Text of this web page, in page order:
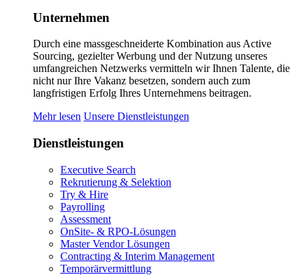
Unternehmen
Durch eine massgeschneiderte Kombination aus Active
Sourcing, gezielter Werbung und der Nutzung unseres
umfangreichen Netzwerks vermitteln wir Ihnen Talente, die
nicht nur Ihre Vakanz besetzen, sondern auch zum
langfristigen Erfolg Ihres Unternehmens beitragen.
Mehr lesen Unsere Dienstleistungen
Dienstleistungen
Executive Search
Rekrutierung & Selektion
Try & Hire
Payrolling
Assessment
OnSite- & RPO-Lösungen
Master Vendor Lösungen
Contracting & Interim Management
Temporärvermittlung